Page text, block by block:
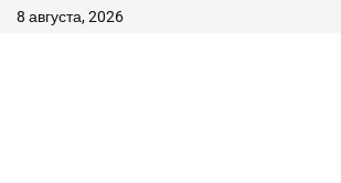
8 августа, 2026